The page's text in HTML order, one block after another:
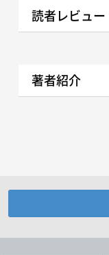
読者レビュー
著者紹介